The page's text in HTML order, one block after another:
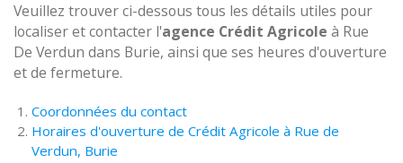
Veuillez trouver ci-dessous tous les détails utiles pour
localiser et contacter l'agence Crédit Agricole à Rue
De Verdun dans Burie, ainsi que ses heures d'ouverture
et de fermeture.
Coordonnées du contact
Horaires d'ouverture de Crédit Agricole à Rue de
Verdun, Burie